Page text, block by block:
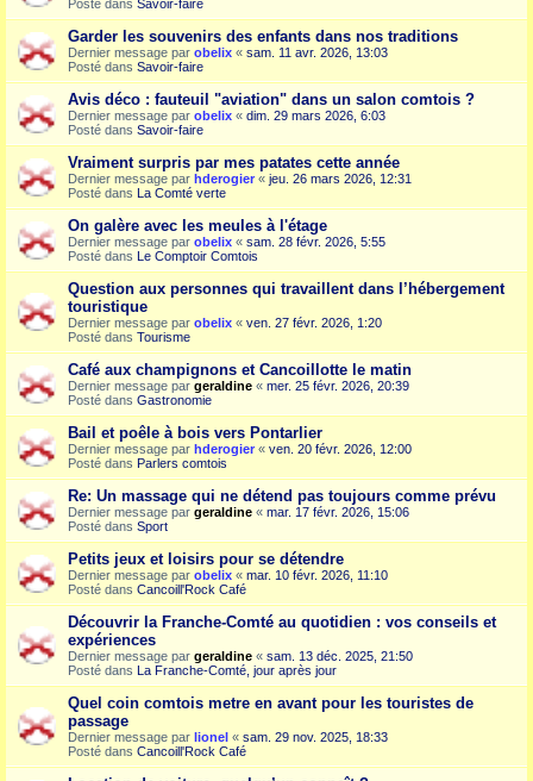
Posté dans Savoir-faire
Garder les souvenirs des enfants dans nos traditions
Dernier message par obelix « sam. 11 avr. 2026, 13:03
Posté dans Savoir-faire
Avis déco : fauteuil "aviation" dans un salon comtois ?
Dernier message par obelix « dim. 29 mars 2026, 6:03
Posté dans Savoir-faire
Vraiment surpris par mes patates cette année
Dernier message par hderogier « jeu. 26 mars 2026, 12:31
Posté dans La Comté verte
On galère avec les meules à l'étage
Dernier message par obelix « sam. 28 févr. 2026, 5:55
Posté dans Le Comptoir Comtois
Question aux personnes qui travaillent dans l’hébergement
touristique
Dernier message par obelix « ven. 27 févr. 2026, 1:20
Posté dans Tourisme
Café aux champignons et Cancoillotte le matin
Dernier message par geraldine « mer. 25 févr. 2026, 20:39
Posté dans Gastronomie
Bail et poêle à bois vers Pontarlier
Dernier message par hderogier « ven. 20 févr. 2026, 12:00
Posté dans Parlers comtois
Re: Un massage qui ne détend pas toujours comme prévu
Dernier message par geraldine « mar. 17 févr. 2026, 15:06
Posté dans Sport
Petits jeux et loisirs pour se détendre
Dernier message par obelix « mar. 10 févr. 2026, 11:10
Posté dans Cancoill'Rock Café
Découvrir la Franche-Comté au quotidien : vos conseils et
expériences
Dernier message par geraldine « sam. 13 déc. 2025, 21:50
Posté dans La Franche-Comté, jour après jour
Quel coin comtois metre en avant pour les touristes de
passage
Dernier message par lionel « sam. 29 nov. 2025, 18:33
Posté dans Cancoill'Rock Café